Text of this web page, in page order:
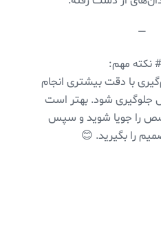
—
نکته مهم:
با دقت بیشتری انجام
جلوگیری شود. بهتر است
را جویا شوید و سپس
را بگیرید. 😊